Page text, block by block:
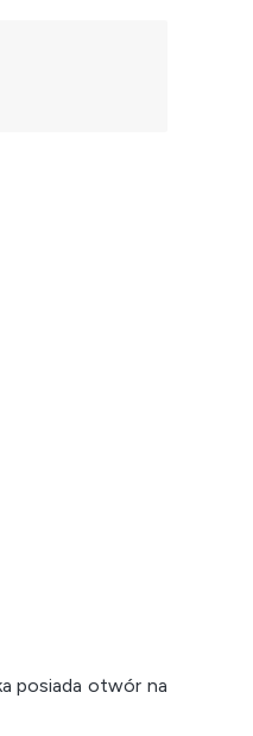
posiada otwór na